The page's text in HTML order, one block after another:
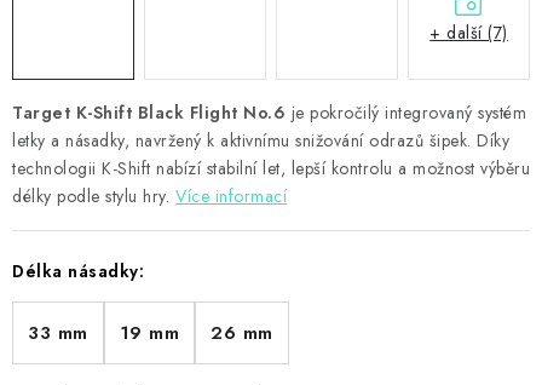
Kontakty Hodnocení obchodu
Target K-Shift Black Flight No.6 je pokročilý integrovaný systém
letky a násadky, navržený k aktivnímu snižování odrazů šipek. Díky
technologii K-Shift nabízí stabilní let, lepší kontrolu a možnost výběru
délky podle stylu hry. Více informací
Délka násadky:
33 mm 19 mm 26 mm
+ další (7)